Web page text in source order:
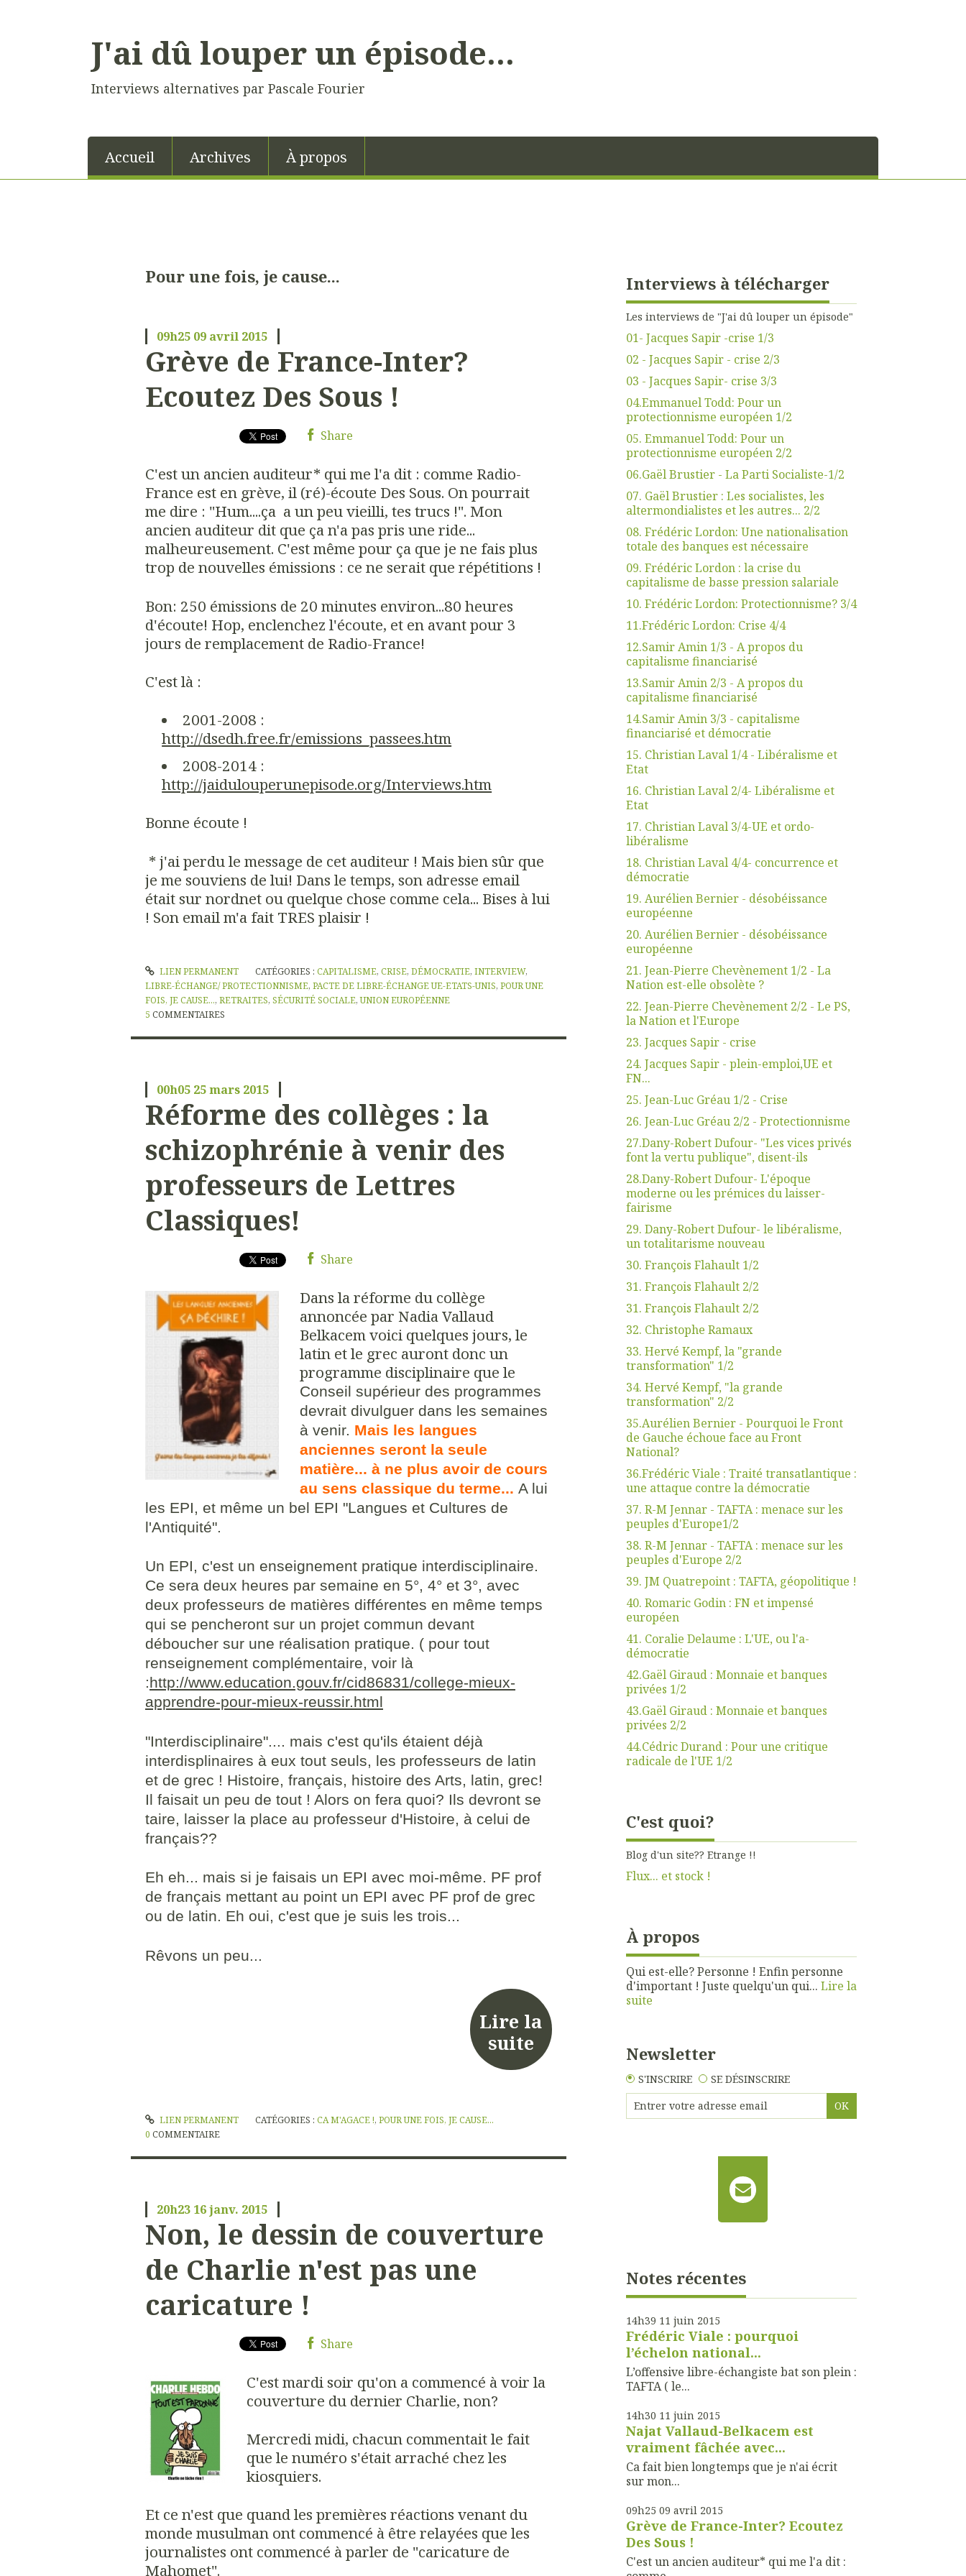
J'ai dû louper un épisode...
Interviews alternatives par Pascale Fourier
Accueil Archives À propos
Pour une fois, je cause...
09h25 09 avril 2015
Grève de France-Inter?
Ecoutez Des Sous !
Share
C'est un ancien auditeur* qui me l'a dit : comme Radio-
France est en grève, il (ré)-écoute Des Sous. On pourrait
me dire : "Hum....ça a un peu vieilli, tes trucs !". Mon
ancien auditeur dit que ça n'a pas pris une ride...
malheureusement. C'est même pour ça que je ne fais plus
trop de nouvelles émissions : ce ne serait que répétitions !
Bon: 250 émissions de 20 minutes environ...80 heures
d'écoute! Hop, enclenchez l'écoute, et en avant pour 3
jours de remplacement de Radio-France!
C'est là :
2001-2008 :
http://dsedh.free.fr/emissions_passees.htm
2008-2014 :
http://jaidulouperunepisode.org/Interviews.htm
Bonne écoute !
* j'ai perdu le message de cet auditeur ! Mais bien sûr que
je me souviens de lui! Dans le temps, son adresse email
était sur nordnet ou quelque chose comme cela... Bises à lui
! Son email m'a fait TRES plaisir !
LIEN PERMANENT CATÉGORIES :CAPITALISME,CRISE,DÉMOCRATIE,INTERVIEW,
LIBRE-ÉCHANGE/ PROTECTIONNISME, PACTE DE LIBRE-ÉCHANGE UE-ETATS-UNIS, POUR UNE
FOIS, JE CAUSE..., RETRAITES, SÉCURITÉ SOCIALE,UNION EUROPÉENNE
5 COMMENTAIRES
00h05 25mars 2015
Réforme des collèges : la
schizophrénie à venir des
professeurs de Lettres
Classiques!
Share
Dans la réforme du collège
annoncée par Nadia Vallaud
Belkacem voici quelques jours, le
latin et le grec auront donc un
programme disciplinaire que le
Conseil supérieur des programmes
devrait divulguer dans les semaines
à venir. Mais les langues
anciennes seront la seule
matière... à ne plus avoir de cours
au sens classique du terme... A lui
les EPI, et même un bel EPI "Langues et Cultures de
l'Antiquité".
Un EPI, c'est un enseignement pratique interdisciplinaire.
Ce sera deux heures par semaine en 5°, 4° et 3°, avec
deux professeurs de matières différentes en même temps
qui se pencheront sur un projet commun devant
déboucher sur une réalisation pratique. ( pour tout
renseignement complémentaire, voir là
:http://www.education.gouv.fr/cid86831/college-mieux-
apprendre-pour-mieux-reussir.html
"Interdisciplinaire".... mais c'est qu'ils étaient déjà
interdisplinaires à eux tout seuls, les professeurs de latin
et de grec ! Histoire, français, histoire des Arts, latin, grec!
Il faisait un peu de tout ! Alors on fera quoi? Ils devront se
taire, laisser la place au professeur d'Histoire, à celui de
français??
Eh eh... mais si je faisais un EPI avec moi-même. PF prof
de français mettant au point un EPI avec PF prof de grec
ou de latin. Eh oui, c'est que je suis les trois...
Rêvons un peu...
Lire la
suite
LIEN PERMANENT CATÉGORIES :CA M'AGACE !,POUR UNE FOIS, JE CAUSE...
0 COMMENTAIRE
20h23 16janv. 2015
Non, le dessin de couverture
de Charlie n'est pas une
caricature !
Share
C'est mardi soir qu'on a commencé à voir la
couverture du dernier Charlie, non?
Mercredi midi, chacun commentait le fait
que le numéro s'était arraché chez les
kiosquiers.
Et ce n'est que quand les premières réactions venant du
monde musulman ont commencé à être relayées que les
journalistes ont commencé à parler de "caricature de
Mahomet".
Interviews à télécharger
Les interviews de "J'ai dû louper un épisode"
01- Jacques Sapir -crise 1/3
02 - Jacques Sapir - crise 2/3
03 - Jacques Sapir- crise 3/3
04.Emmanuel Todd: Pour un
protectionnisme européen 1/2
05. Emmanuel Todd: Pour un
protectionnisme européen 2/2
06.Gaël Brustier - La Parti Socialiste-1/2
07. Gaël Brustier : Les socialistes, les
altermondialistes et les autres... 2/2
08. Frédéric Lordon: Une nationalisation
totale des banques est nécessaire
09. Frédéric Lordon : la crise du
capitalisme de basse pression salariale
10. Frédéric Lordon: Protectionnisme? 3/4
11.Frédéric Lordon: Crise 4/4
12.Samir Amin 1/3 - A propos du
capitalisme financiarisé
13.Samir Amin 2/3 - A propos du
capitalisme financiarisé
14.Samir Amin 3/3 - capitalisme
financiarisé et démocratie
15. Christian Laval 1/4 - Libéralisme et
Etat
16. Christian Laval 2/4- Libéralisme et
Etat
17. Christian Laval 3/4-UE et ordo-
libéralisme
18. Christian Laval 4/4- concurrence et
démocratie
19. Aurélien Bernier - désobéissance
européenne
20. Aurélien Bernier - désobéissance
européenne
21. Jean-Pierre Chevènement 1/2 - La
Nation est-elle obsolète ?
22. Jean-Pierre Chevènement 2/2 - Le PS,
la Nation et l'Europe
23. Jacques Sapir - crise
24. Jacques Sapir - plein-emploi,UE et
FN...
25. Jean-Luc Gréau 1/2 - Crise
26. Jean-Luc Gréau 2/2 - Protectionnisme
27.Dany-Robert Dufour- "Les vices privés
font la vertu publique", disent-ils
28.Dany-Robert Dufour- L'époque
moderne ou les prémices du laisser-
fairisme
29. Dany-Robert Dufour- le libéralisme,
un totalitarisme nouveau
30. François Flahault 1/2
31. François Flahault 2/2
31. François Flahault 2/2
32. Christophe Ramaux
33. Hervé Kempf, la "grande
transformation" 1/2
34. Hervé Kempf, "la grande
transformation" 2/2
35.Aurélien Bernier - Pourquoi le Front
de Gauche échoue face au Front
National?
36.Frédéric Viale : Traité transatlantique :
une attaque contre la démocratie
37. R-M Jennar - TAFTA : menace sur les
peuples d'Europe1/2
38. R-M Jennar - TAFTA : menace sur les
peuples d'Europe 2/2
39. JM Quatrepoint : TAFTA, géopolitique !
40. Romaric Godin : FN et impensé
européen
41. Coralie Delaume : L'UE, ou l'a-
démocratie
42.Gaël Giraud : Monnaie et banques
privées 1/2
43.Gaël Giraud : Monnaie et banques
privées 2/2
44.Cédric Durand : Pour une critique
radicale de l'UE 1/2
C'est quoi?
Blog d'un site?? Etrange !!
Flux... et stock !
À propos
Qui est-elle? Personne ! Enfin personne
d'important ! Juste quelqu'un qui... Lire la
suite
Newsletter
S'INSCRIRE SE DÉSINSCRIRE
Notes récentes
14h39 11 juin 2015
Frédéric Viale : pourquoi
l’échelon national...
L’offensive libre-échangiste bat son plein :
TAFTA ( le...
14h30 11 juin 2015
Najat Vallaud-Belkacem est
vraiment fâchée avec...
Ca fait bien longtemps que je n'ai écrit
sur mon...
09h25 09 avril 2015
Grève de France-Inter? Ecoutez
Des Sous !
C'est un ancien auditeur* qui me l'a dit :